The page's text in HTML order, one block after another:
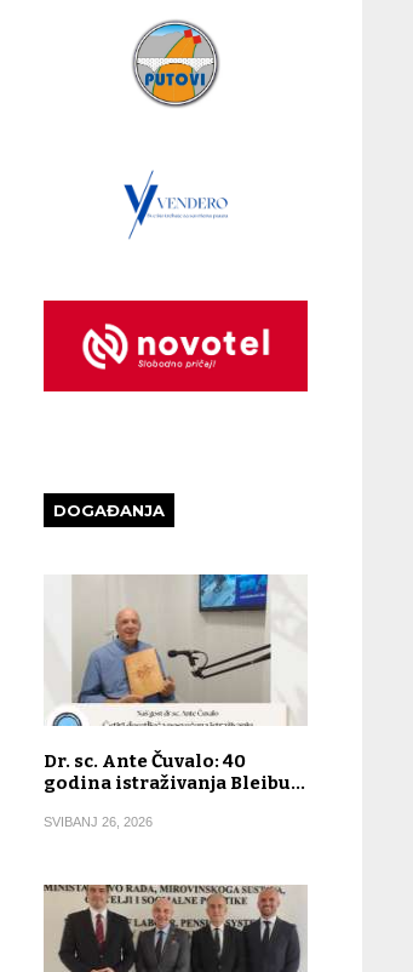
DOGAĐANJA
Dr. sc. Ante Čuvalo: 40
godina istraživanja Bleibu…
SVIBANJ 26, 2026